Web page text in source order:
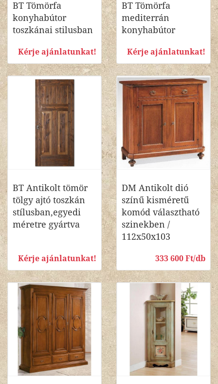
BT Tömörfa
konyhabútor
toszkánai stilusban
Kérje ajánlatunkat!
BT Tömörfa
mediterrán
konyhabútor
Kérje ajánlatunkat!
BT Antikolt tömör
tölgy ajtó toszkán
stílusban,egyedi
méretre gyártva
Kérje ajánlatunkat!
DM Antikolt dió
színű kisméretű
komód választható
szinekben /
112x50x103
333 600 Ft/db